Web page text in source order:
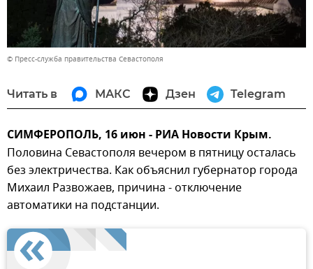
© Пресс-служба правительства Севастополя
Читать в МАКС Дзен Telegram
СИМФЕРОПОЛЬ, 16 июн - РИА Новости Крым.
Половина Севастополя вечером в пятницу осталась
без электричества. Как объяснил губернатор города
Михаил Развожаев, причина - отключение
автоматики на подстанции.